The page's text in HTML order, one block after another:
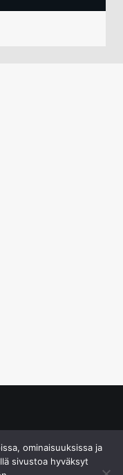
ominaisuuksissa ja
sivustoa hyväksyt